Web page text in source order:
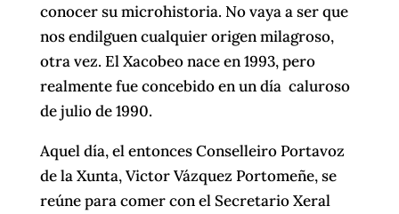
conocer su microhistoria. No vaya a ser que
nos endilguen cualquier origen milagroso,
otra vez. El Xacobeo nace en 1993, pero
realmente fue concebido en un día caluroso
de julio de 1990.
Aquel día, el entonces Conselleiro Portavoz
de la Xunta, Victor Vázquez Portomeñe, se
reúne para comer con el Secretario Xeral